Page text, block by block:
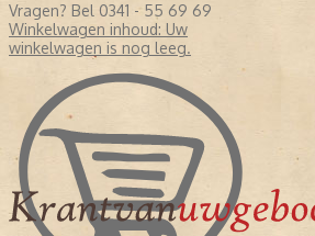
Vragen? Bel 0341 - 55 69 69
Winkelwagen inhoud: Uw
winkelwagen is nog leeg.